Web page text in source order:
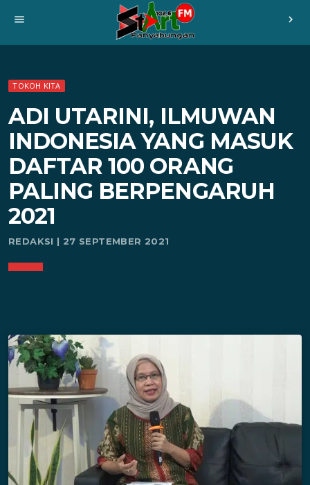
menu chevron_right
TOKOH KITA
ADI UTARINI, ILMUWAN
INDONESIA YANG MASUK
DAFTAR 100 ORANG
PALING BERPENGARUH
2021
REDAKSI | 27 SEPTEMBER 2021